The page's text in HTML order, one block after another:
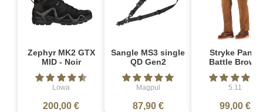
Zephyr MK2 GTX
MID - Noir
Lowa
200,00 €
Sangle MS3 single
QD Gen2
Magpul
87,90 €
Stryke Pant -
Battle Brown
5.11
99,00 €